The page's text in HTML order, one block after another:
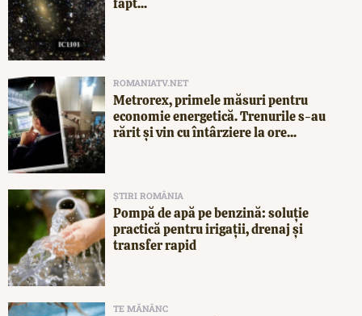
ROMANIATV.NET
Metrorex, primele măsuri pentru
economie energetică. Trenurile s-au
rărit și vin cu întârziere la ore...
ȘTIRI ROMÂNIA
Pompă de apă pe benzină: soluție
practică pentru irigații, drenaj și
transfer rapid
TE MĂNÂNC